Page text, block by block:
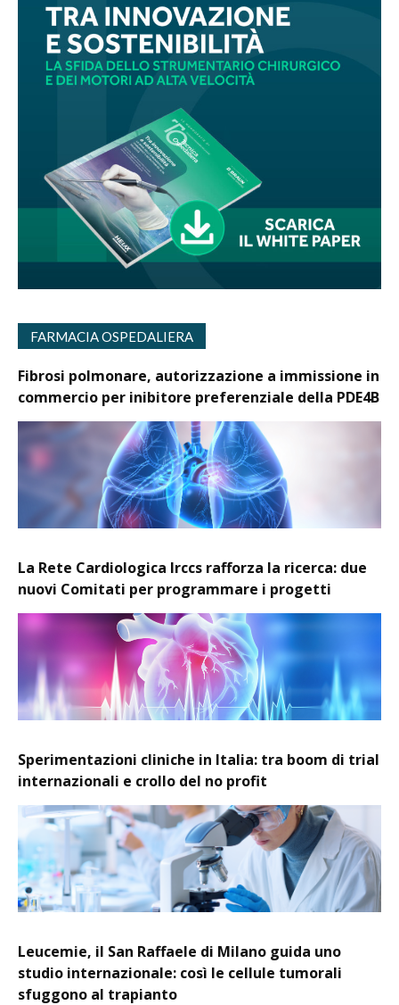
FARMACIA OSPEDALIERA
Fibrosi polmonare, autorizzazione a immissione in
commercio per inibitore preferenziale della PDE4B
La Rete Cardiologica Irccs rafforza la ricerca: due
nuovi Comitati per programmare i progetti
Sperimentazioni cliniche in Italia: tra boom di trial
internazionali e crollo del no profit
Leucemie, il San Raffaele di Milano guida uno
studio internazionale: così le cellule tumorali
sfuggono al trapianto